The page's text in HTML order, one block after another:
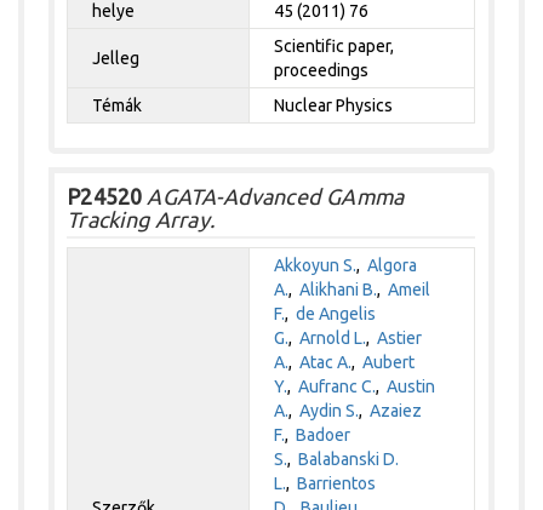
helye
45 (2011) 76
Jelleg
Scientific paper,
proceedings
Témák
Nuclear Physics
P24520 AGATA-Advanced GAmma
Tracking Array.
Akkoyun S.,Algora
A.,Alikhani B.,Ameil
F.,de Angelis
G.,Arnold L.,Astier
A.,Atac A.,Aubert
Y.,Aufranc C.,Austin
A.,Aydin S.,Azaiez
F.,Badoer
S.,Balabanski D.
L.,Barrientos